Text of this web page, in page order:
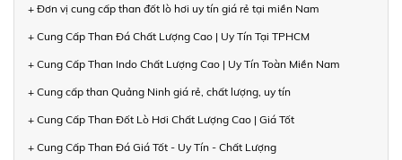
+ Đơn vị cung cấp than đốt lò hơi uy tín giá rẻ tại miền Nam
+ Cung Cấp Than Đá Chất Lượng Cao | Uy Tín Tại TPHCM
+ Cung Cấp Than Indo Chất Lượng Cao | Uy Tín Toàn Miền Nam
+ Cung cấp than Quảng Ninh giá rẻ, chất lượng, uy tín
+ Cung Cấp Than Đốt Lò Hơi Chất Lượng Cao | Giá Tốt
+ Cung Cấp Than Đá Giá Tốt - Uy Tín - Chất Lượng